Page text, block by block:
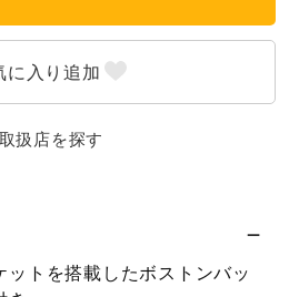
ーツ
取扱店を探す
トを搭載したボストンバッ